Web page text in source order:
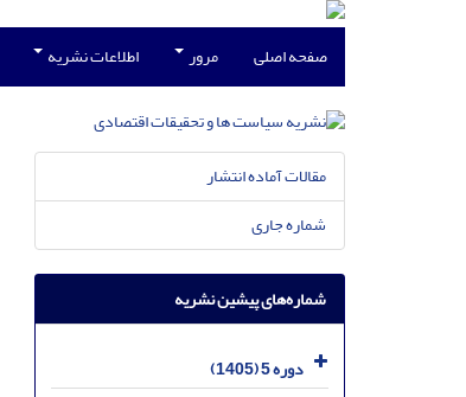
صفحه اصلی مرور اطلاعات نشریه
مقالات آماده انتشار
شماره جاری
شماره‌های پیشین نشریه
دوره 5 (1405)